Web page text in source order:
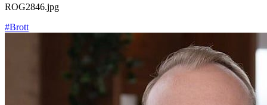
ROG2846.jpg
#Brott